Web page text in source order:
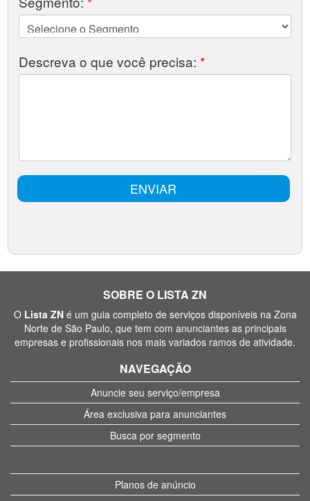
SOBRE O LISTA ZN
O Lista ZNé um guia completo de serviços disponíveis na Zona
Norte de São Paulo, que tem com anunciantes as principais
empresas e profissionais nos mais variados ramos de atividade.
NAVEGAÇÃO
Anuncie seu serviço/empresa
Área exclusiva para anunciantes
Busca por segmento
Planos de anúncio